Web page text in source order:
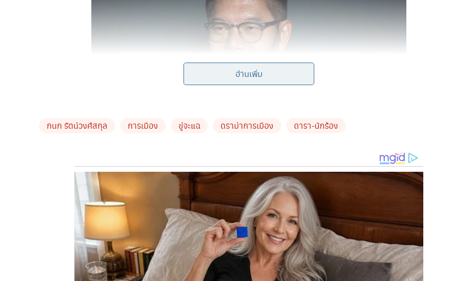
ผู้ประกาศดัง “กนก รัตน์วงศ์สกุล” ประกาศหมายหัว ดารา-นักร้อง สนับสนุนม็อบ ขู่จะแฉออก TOP News ทุก
วันที่ 1 มีนาคม 2564 นายกนก รัตน์วงศ์สกุล ผู้ประกาศข่าว TOP News ได้โพสต์ข้อความผ่านทางเพจเฟซบุ๊ก Kanok
Ratwongsakul Fan Page ให้ดารา-นักร้อง ที่อยู่ข้างม็อบ แสดงตัวออกมา อย่าหลบอยู่แต่ใน Clubhouse ตนจะได้แฉ
ออก TOP News ทุกวัน ทุกคืน ข้อความดังนี้..
อ่านเพิ่ม
กนก รัตน์วงศ์สกุล การเมือง ขู่จะแฉ ดราม่าการเมือง ดารา-นักร้อง